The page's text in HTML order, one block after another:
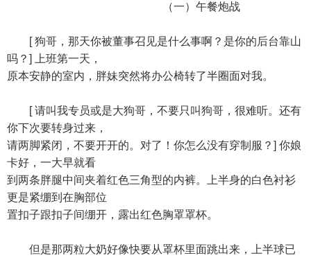
（一）午餐炮战
[ 狗哥，那天你被董事召见是什么事啊？是你的后台靠山
吗？] 上班第一天，
原本安静的室内，胖妹突然将办公椅转了半圈面对我。
[ 请叫我专员或是大狗哥，不要只叫狗哥，很难听。还有
你下次要转身过来，
请两脚紧闭，不要开开的。对了！你怎么没有穿制服？] 你娘
卡好，一大早就看
到两条胖腿中间夹着红色三角型的内裤。上半身的白色衬衫
更是紧绷到在胸部位
置扣子跟扣子间绷开，露出红色胸罩罩杯。
但是那两粒大奶好像快要从罩杯里面跳出来，上半球已